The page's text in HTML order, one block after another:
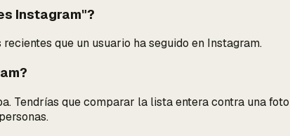
Instagram"?
que un usuario ha seguido en Instagram.
Tendrías que comparar la lista entera contra una